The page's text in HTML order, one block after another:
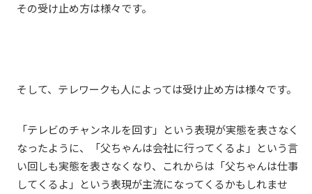
その受け止め方は様々です。
そして、テレワークも人によっては受け止め方は様々です。
「テレビのチャンネルを回す」という表現が実態を表さなく
なったように、「父ちゃんは会社に行ってくるよ」という言
い回しも実態を表さなくなり、これからは「父ちゃんは仕事
してくるよ」という表現が主流になってくるかもしれませ